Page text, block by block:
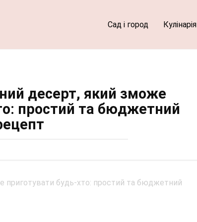
Сад і город Кулінарія
десерт, який зможе
простий та бюджетний